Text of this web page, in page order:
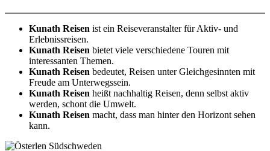
Kunath Reisen ist ein Reiseveranstalter für Aktiv- und
Erlebnissreisen.
Kunath Reisen bietet viele verschiedene Touren mit
interessanten Themen.
Kunath Reisen bedeutet, Reisen unter Gleichgesinnten mit
Freude am Unterwegssein.
Kunath Reisen heißt nachhaltig Reisen, denn selbst aktiv
werden, schont die Umwelt.
Kunath Reisen macht, dass man hinter den Horizont sehen
kann.